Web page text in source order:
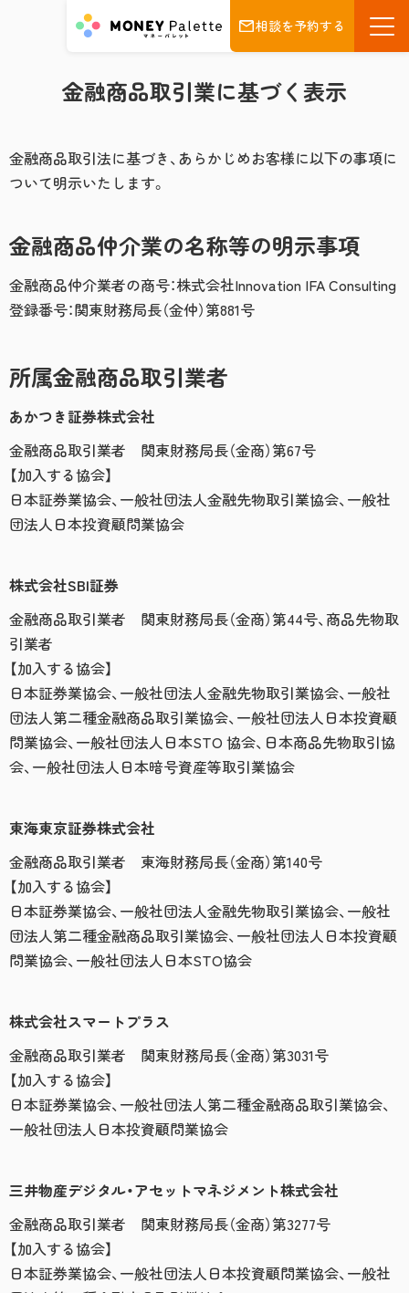
相談を予約する
金融商品取引業に基づく表示
金融商品取引法に基づき、あらかじめお客様に以下の事項に
ついて明示いたします。
金融商品仲介業の名称等の明示事項
金融商品仲介業者の商号：株式会社Innovation IFA Consulting
登録番号：関東財務局長（金仲）第881号
所属金融商品取引業者
あかつき証券株式会社
金融商品取引業者 関東財務局長（金商）第67号
【加入する協会】
日本証券業協会、一般社団法人金融先物取引業協会、一般社
団法人日本投資顧問業協会
株式会社SBI証券
金融商品取引業者 関東財務局長（金商）第44号、商品先物取
引業者
【加入する協会】
日本証券業協会、一般社団法人金融先物取引業協会、一般社
団法人第二種金融商品取引業協会、一般社団法人日本投資顧
問業協会、一般社団法人日本STO 協会、日本商品先物取引協
会、一般社団法人日本暗号資産等取引業協会
東海東京証券株式会社
金融商品取引業者 東海財務局長（金商）第140号
【加入する協会】
日本証券業協会、一般社団法人金融先物取引業協会、一般社
団法人第二種金融商品取引業協会、一般社団法人日本投資顧
問業協会、一般社団法人日本STO協会
株式会社スマートプラス
金融商品取引業者 関東財務局長（金商）第3031号
【加入する協会】
日本証券業協会、一般社団法人第二種金融商品取引業協会、
一般社団法人日本投資顧問業協会
三井物産デジタル・アセットマネジメント株式会社
金融商品取引業者 関東財務局長（金商）第3277号
【加入する協会】
日本証券業協会、一般社団法人日本投資顧問業協会、一般社